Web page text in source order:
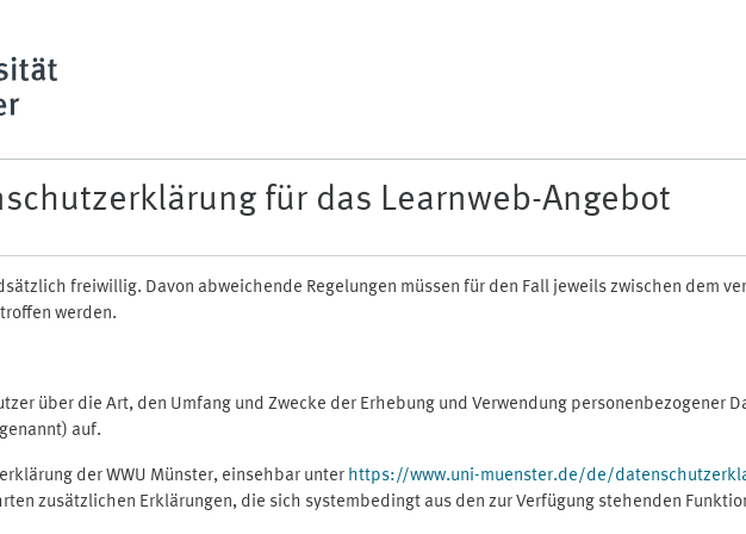
für das Learnweb-Angebot
freiwillig. Davon abweichende Regelungen müssen für den Fall jeweils zwischen dem
werden.
über die Art, den Umfang und Zwecke der Erhebung und Verwendung personenbezogener
auf.
der WWU Münster, einsehbar unter https://www.uni-muenster.de/de/
zusätzlichen Erklärungen, die sich systembedingt aus den zur Verfügung stehenden